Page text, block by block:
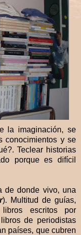
la imaginación, se
conocimientos y se
Teclear historias
porque es difícil
de donde vivo, una
). Multitud de guías,
escritos por
de periodistas
países, que cubren